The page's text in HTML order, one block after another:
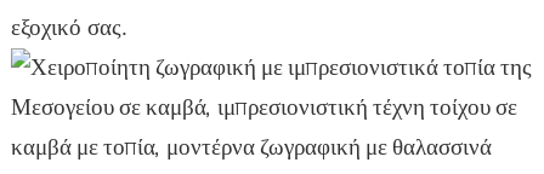
εξοχικό σας.